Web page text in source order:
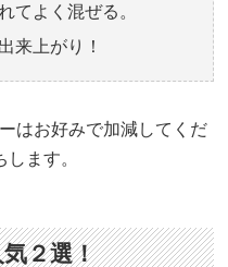
てよく混ぜる。
来上がり！
はお好みで加減してくだ
ます。
２選！